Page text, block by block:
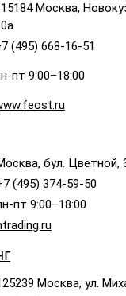
Москва,
(495) 668-16-51
пт 9:00–18:00
бул. Цветной,
(495) 374-59-50
пт 9:00–18:00
Москва, ул.